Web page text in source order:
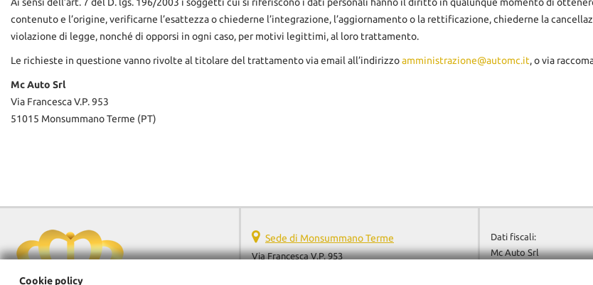
contenuto e l’origine, verificarne l’esattezza o chiederne l’integrazione, l’aggiornamento o la rettificazione, chiederne la
violazione di legge, nonché di opporsi in ogni caso, per motivi legittimi, al loro trattamento.
Le richieste in questione vanno rivolte al titolare del trattamento via email all’indirizzoamministrazione@automc.it, o via
Mc Auto Srl
Via Francesca V.P. 953
51015 Monsummano Terme (PT)
Sede di Monsummano Terme
Via Francesca V.P. 953
Dati fiscali:
Mc Auto Srl
Cookie policy